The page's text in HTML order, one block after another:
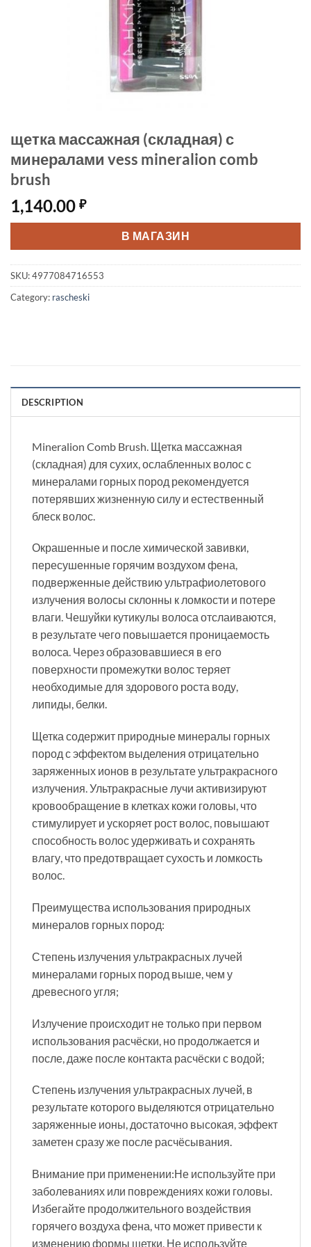
щетка массажная (складная) с
минералами vess mineralion comb
brush
1,140.00 ₽
В МАГАЗИН
SKU:4977084716553
Category: rascheski
DESCRIPTION
Mineralion Comb Brush. Щетка массажная
(складная) для сухих, ослабленных волос с
минералами горных пород рекомендуется
потерявших жизненную силу и естественный
блеск волос.
Окрашенные и после химической завивки,
пересушенные горячим воздухом фена,
подверженные действию ультрафиолетового
излучения волосы склонны к ломкости и потере
влаги. Чешуйки кутикулы волоса отслаиваются,
в результате чего повышается проницаемость
волоса. Через образовавшиеся в его
поверхности промежутки волос теряет
необходимые для здорового роста воду,
липиды, белки.
Щетка содержит природные минералы горных
пород с эффектом выделения отрицательно
заряженных ионов в результате ультракрасного
излучения. Ультракрасные лучи активизируют
кровообращение в клетках кожи головы, что
стимулирует и ускоряет рост волос, повышают
способность волос удерживать и сохранять
влагу, что предотвращает сухость и ломкость
волос.
Преимущества использования природных
минералов горных пород:
Степень излучения ультракрасных лучей
минералами горных пород выше, чем у
древесного угля;
Излучение происходит не только при первом
использования расчёски, но продолжается и
после, даже после контакта расчёски с водой;
Степень излучения ультракрасных лучей, в
результате которого выделяются отрицательно
заряженные ионы, достаточно высокая, эффект
заметен сразу же после расчёсывания.
Внимание при применении:Не используйте при
заболеваниях или повреждениях кожи головы.
Избегайте продолжительного воздействия
горячего воздуха фена, что может привести к
изменению формы щетки. Не используйте